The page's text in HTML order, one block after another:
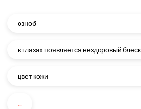
озноб
в глазах появляется нездоровый блеск
цвет кожи
...